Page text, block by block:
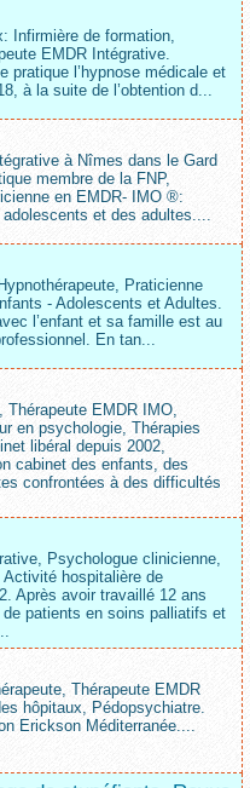
Infirmière de formation,
EMDR Intégrative.
pratique l’hypnose médicale et
à la suite de l’obtention d...
à Nîmes dans le Gard
membre de la FNP,
en EMDR- IMO ®:
et des adultes....
Praticienne
- Adolescents et Adultes.
l’enfant et sa famille est au
En tan...
Thérapeute EMDR IMO,
en psychologie, Thérapies
libéral depuis 2002,
cabinet des enfants, des
confrontées à des difficultés
Psychologue clinicienne,
Activité hospitalière de
Après avoir travaillé 12 ans
patients en soins palliatifs et
Thérapeute EMDR
hôpitaux, Pédopsychiatre.
Erickson Méditerranée....